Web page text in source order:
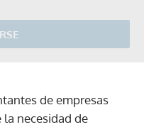
de empresas
necesidad de